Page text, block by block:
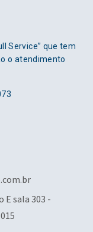
Service” que tem
o atendimento
E sala 303 -